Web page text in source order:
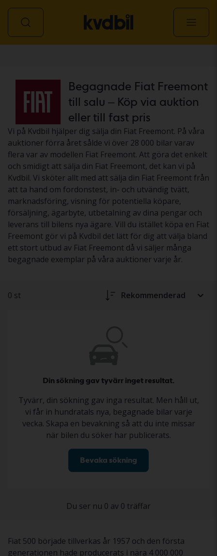
Begagnade Fiat Freemont
till salu – Köp via auktion
eller till fast pris
Vi på Kvdbil hjälper dig sälja din Fiat Freemont. På våra
auktioner förra året sålde vi över 28 000 bilar varav
flera var av modellen Fiat Freemont. Att göra det enkelt
och smidigt att sälja din Fiat Freemont, det kan vi på
Kvdbil. Vi sköter allt med att sälja din Fiat Freemont från
att ta hand om fordonstest, in- och utvändig tvätt,
marknadsföring, visning för potentiella köpare,
försäljning, ägarbyte, utbetalning av dina pengar och
leverans till bilens nya ägare. Vill du istället köpa en Fiat
Freemont gör vi på Kvdbil det lätt för dig att välja bland
ett stort utbud av Fiat Freemont då vi säljer många
begagnade exemplar på våra auktioner varje år.
0 st Rekommenderad
Din sökning gav tyvärr inget resultat.
Tyvärr, din sökning gav inga resultat. Men håll ut,
vi får in hundratals nya, begagnade bilar varje
vecka. Skapa en bevakning så att du inte missar
när bilen du söker har publicerats.
Bevaka sökning
Du ser nu 0 av 0 träffar
Fiat 500 började tillverkas år 1957 och den första
generationen hade producerats i nära 4 000 000